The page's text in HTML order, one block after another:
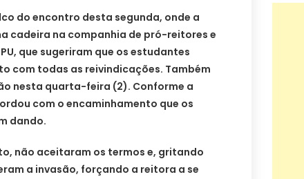
do encontro desta segunda, onde a
cadeira na companhia de pró-reitores e
que sugeriram que os estudantes
com todas as reivindicações. Também
nesta quarta-feira (2). Conforme a
com o encaminhamento que os
dando.
não aceitaram os termos e, gritando
a invasão, forçando a reitora a se